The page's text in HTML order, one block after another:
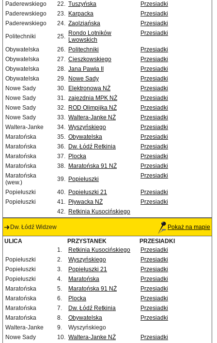
Paderewskiego
22. Tuszyńska
Przesiadki
Paderewskiego
23. Karpacka
Przesiadki
Paderewskiego
24. Zaolziańska
Przesiadki
Politechniki
25. Rondo Lotników
Lwowskich
Przesiadki
Obywatelska 26. Politechniki
Przesiadki
Obywatelska
27. Cieszkowskiego
Przesiadki
Obywatelska
28. Jana Pawła II
Przesiadki
Obywatelska
29. Nowe Sady
Przesiadki
Nowe Sady
30. Elektronowa NŻ
Przesiadki
Nowe Sady
31. zajezdnia MPK NŻ
Przesiadki
Nowe Sady
32. ROD Olimpijka NŻ
Przesiadki
Nowe Sady
33. Waltera-Janke NŻ
Przesiadki
Waltera-Janke
34. Wyszyńskiego
Przesiadki
Maratońska
35. Obywatelska
Przesiadki
Maratońska
36. Dw. Łódź Retkinia
Przesiadki
Maratońska
37. Plocka
Przesiadki
Maratońska
38. Maratońska 91 NŻ
Przesiadki
Maratońska
(wew.)
39. Popiełuszki Przesiadki
Popiełuszki 40. Popiełuszki 21
Przesiadki
Popiełuszki
41. Pływacka NŻ
Przesiadki
42. Retkinia Kusocińskiego
Dw. Łódź Widzew Pokaż na mapie
ULICA PRZYSTANEK
PRZESIADKI
1.
Retkinia Kusocińskiego
Przesiadki
Popiełuszki
2. Wyszyńskiego
Przesiadki
Popiełuszki
3. Popiełuszki 21
Przesiadki
Popiełuszki
4. Maratońska
Przesiadki
Maratońska
5. Maratońska 91 NŻ
Przesiadki
Maratońska
6. Plocka
Przesiadki
Maratońska
7. Dw. Łódź Retkinia
Przesiadki
Maratońska
8. Obywatelska
Przesiadki
Waltera-Janke
9.
Wyszyńskiego
Nowe Sady
10. Waltera-Janke NŻ
Przesiadki